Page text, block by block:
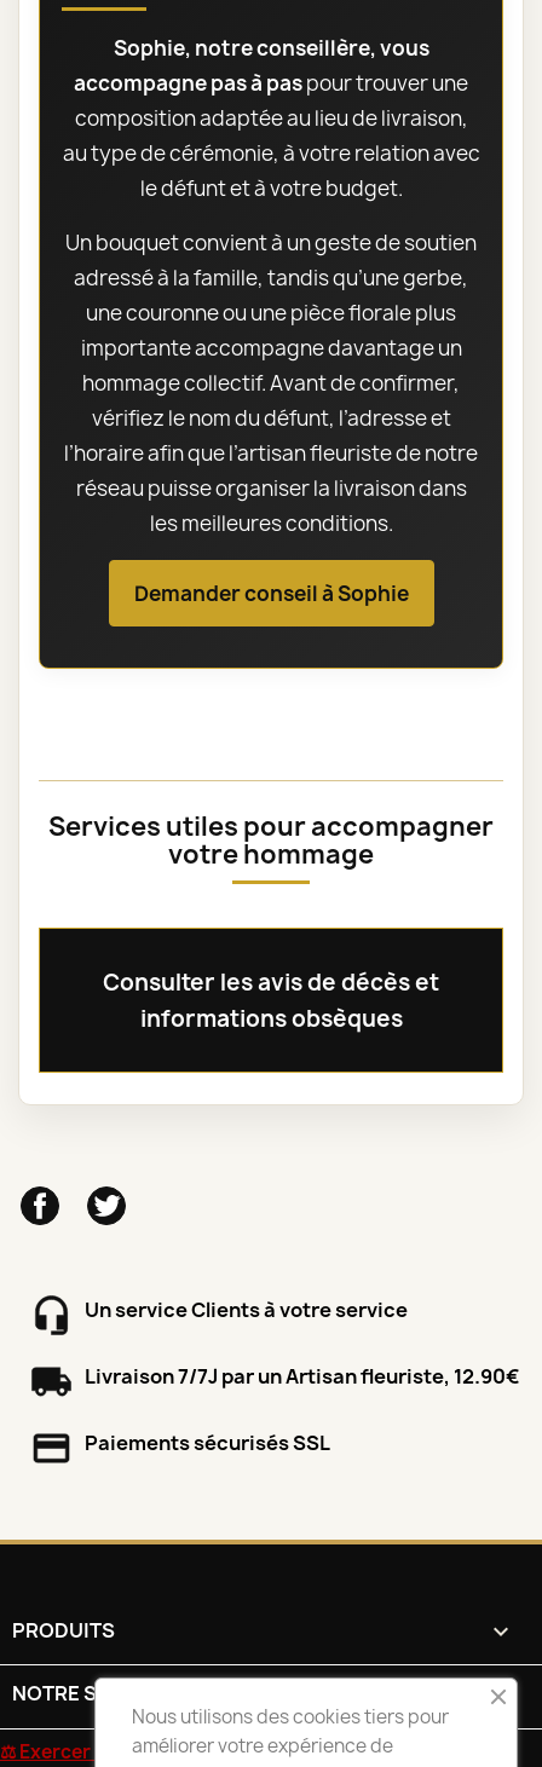
Sophie, notre conseillère, vous
accompagne pas à paspour trouver une
composition adaptée au lieu de livraison,
au type de cérémonie, à votre relation avec
le défunt et à votre budget.
Un bouquet convient à un geste de soutien
adressé à la famille, tandis qu’une gerbe,
une couronne ou une pièce florale plus
importante accompagne davantage un
hommage collectif. Avant de confirmer,
vérifiez le nom du défunt, l’adresse et
l’horaire afin que l’artisan fleuriste de notre
réseau puisse organiser la livraison dans
les meilleures conditions.
Demander conseil à Sophie
Services utiles pour accompagner
votre hommage
Consulter les avis de décès et
informations obsèques
FacebookTwitter
Un service Clients à votre service
Livraison 7/7J par un Artisan fleuriste, 12.90€
Paiements sécurisés SSL
PRODUITS 
NOTRE SOCIÉTÉ 
⚖ Exercer mon droit de rétractation
Nous utilisons des cookies tiers pour
améliorer votre expérience de